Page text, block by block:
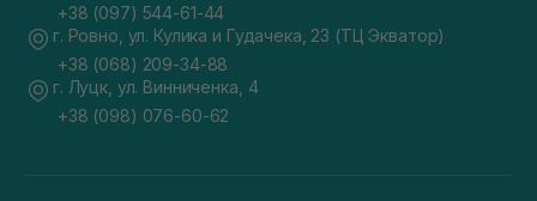
+38 (097) 544-61-44
г. Ровно, ул. Кулика и Гудачека, 23 (ТЦ Экватор)
+38 (068) 209-34-88
г. Луцк, ул. Винниченка, 4
+38 (098) 076-60-62